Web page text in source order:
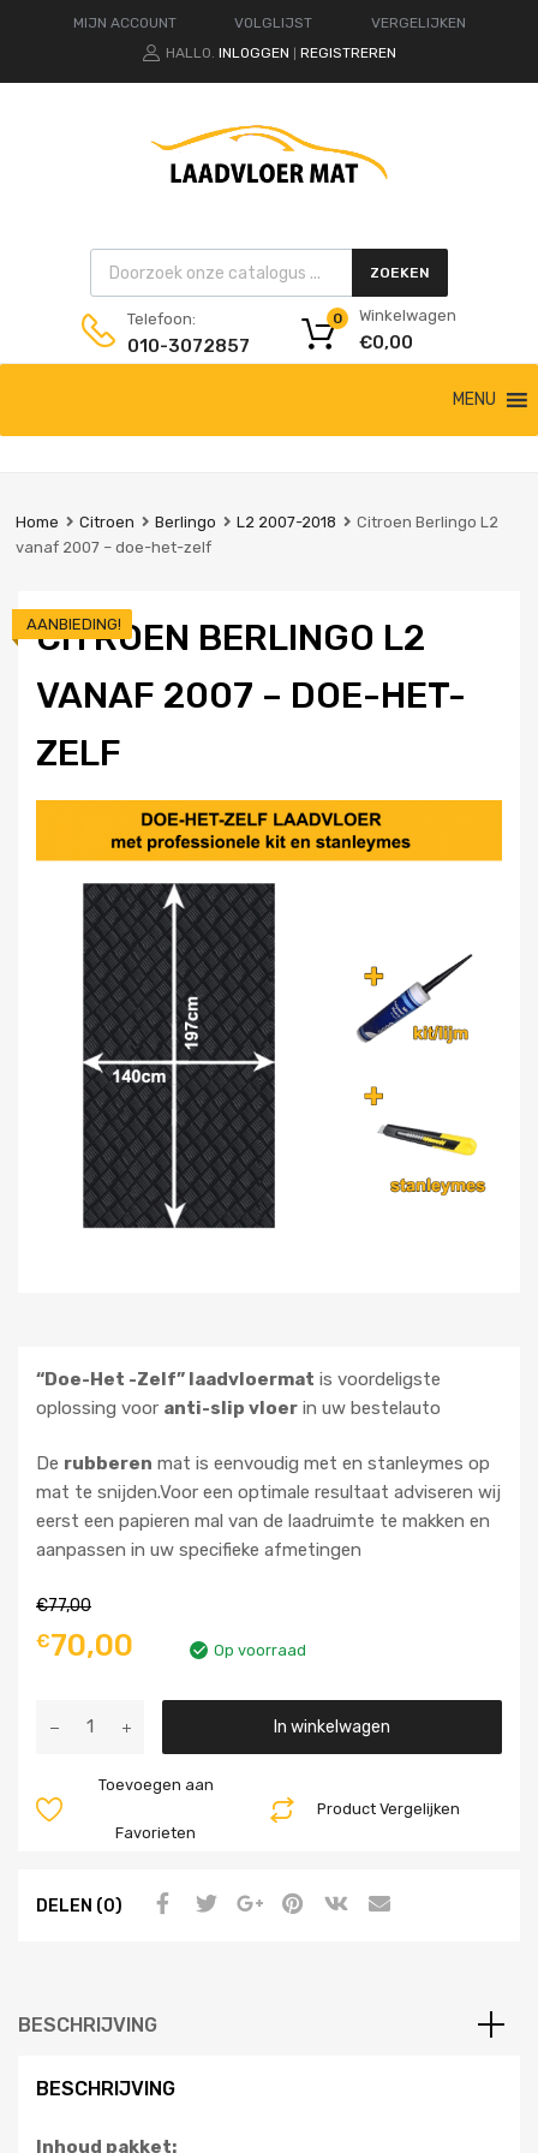
MIJN ACCOUNT VOLGLIJST
VERGELIJKEN
HALLO. INLOGGEN REGISTREREN
Products search ZOEKEN
Telefoon:
010-3072857
Winkelwagen
€0,00
0
de
MENU
Home Citroen Berlingo L2 2007-2018
Citroen Berlingo L2
vanaf 2007 – doe-het-zelf
CITROEN BERLINGO L2
VANAF 2007 – DOE-HET-
ZELF
AANBIEDING!
“Doe-Het -Zelf” laadvloermat is voordeligste
oplossing voor anti-slip vloer in uw bestelauto
De rubberen mat is eenvoudig met en stanleymes op
mat te snijden.Voor een optimale resultaat adviseren wij
eerst een papieren mal van de laadruimte te makken en
aanpassen in uw specifieke afmetingen
€77,00
€70,00 Op voorraad
In winkelwagen
Product Vergelijken
Toevoegen aan
Favorieten
DELEN (0)
BESCHRIJVING
BESCHRIJVING
Inhoud pakket: